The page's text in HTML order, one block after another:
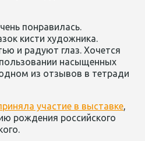
понравилась.
кисти художника.
и радуют глаз. Хочется
насыщенных
из отзывов в тетради
участие в выставке,
рождения российского